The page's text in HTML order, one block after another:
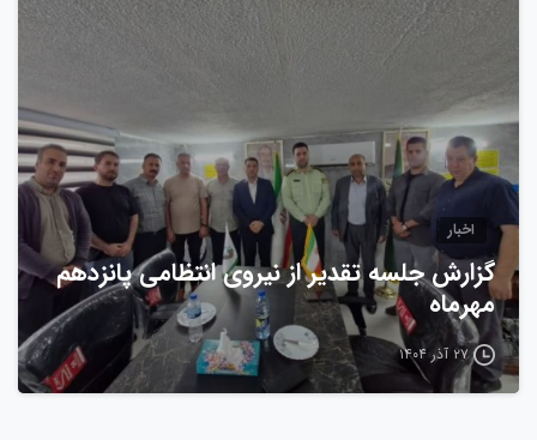
0
اخبار
گزارش جلسه تقدیر از نیروی انتظامی پانزدهم
مهرماه
۲۷ آذر ۱۴۰۴